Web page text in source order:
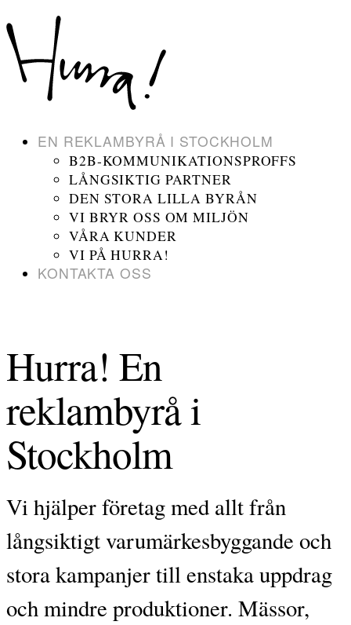
EN REKLAMBYRÅ I STOCKHOLM
B2B-KOMMUNIKATIONSPROFFS
LÅNGSIKTIG PARTNER
DEN STORA LILLA BYRÅN
VI BRYR OSS OM MILJÖN
VÅRA KUNDER
VI PÅ HURRA!
KONTAKTA OSS
Hurra! En
reklambyrå i
Stockholm
Vi hjälper företag med allt från
långsiktigt varumärkesbyggande och
stora kampanjer till enstaka uppdrag
och mindre produktioner. Mässor,